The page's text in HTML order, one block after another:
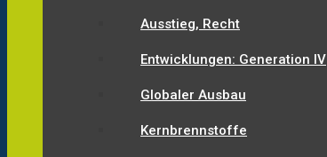
Ausstieg, Recht
Entwicklungen: Generation IV
Globaler Ausbau
Kernbrennstoffe